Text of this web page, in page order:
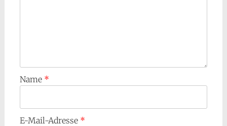
Name *
E-Mail-Adresse *